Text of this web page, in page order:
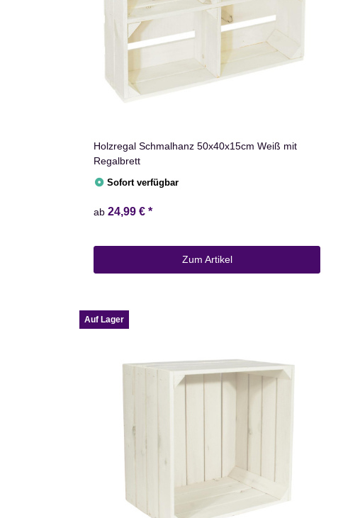
Holzregal Schmalhanz 50x40x15cm Weiß mit
Regalbrett
Sofort verfügbar
ab 24,99 € *
Zum Artikel
Auf Lager